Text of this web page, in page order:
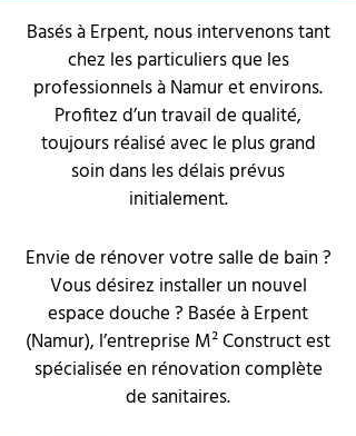
Basés à Erpent, nous intervenons tant
chez les particuliers que les
professionnels à Namur et environs.
Profitez d’un travail de qualité,
toujours réalisé avec le plus grand
soin dans les délais prévus
initialement.
Envie de rénover votre salle de bain ?
Vous désirez installer un nouvel
espace douche ? Basée à Erpent
(Namur), l’entreprise M² Construct est
spécialisée en rénovation complète
de sanitaires.